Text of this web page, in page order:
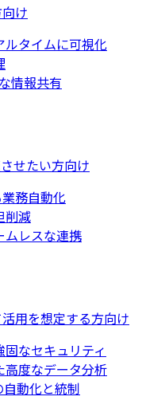
け
タイムに可視化
情報共有
せたい方向け
務自動化
削減
ムレスな連携
用を想定する方向け
なセキュリティ
高度なデータ分析
動化と統制